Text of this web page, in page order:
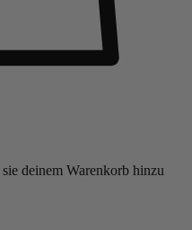
deinem Warenkorb hinzu